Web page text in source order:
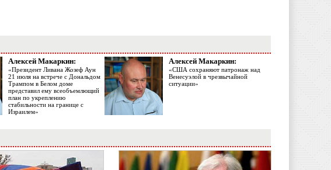
Алексей Макаркин:
«Президент Ливана Жозеф Аун
21 июля на встрече с Дональдом
Трампом в Белом доме
представил ему всеобъемлющий
план по укреплению
стабильности на границе с
Израилем»
Алексей Макаркин:
«США сохраняют патронаж над
Венесуэлой в чрезвычайной
ситуации»